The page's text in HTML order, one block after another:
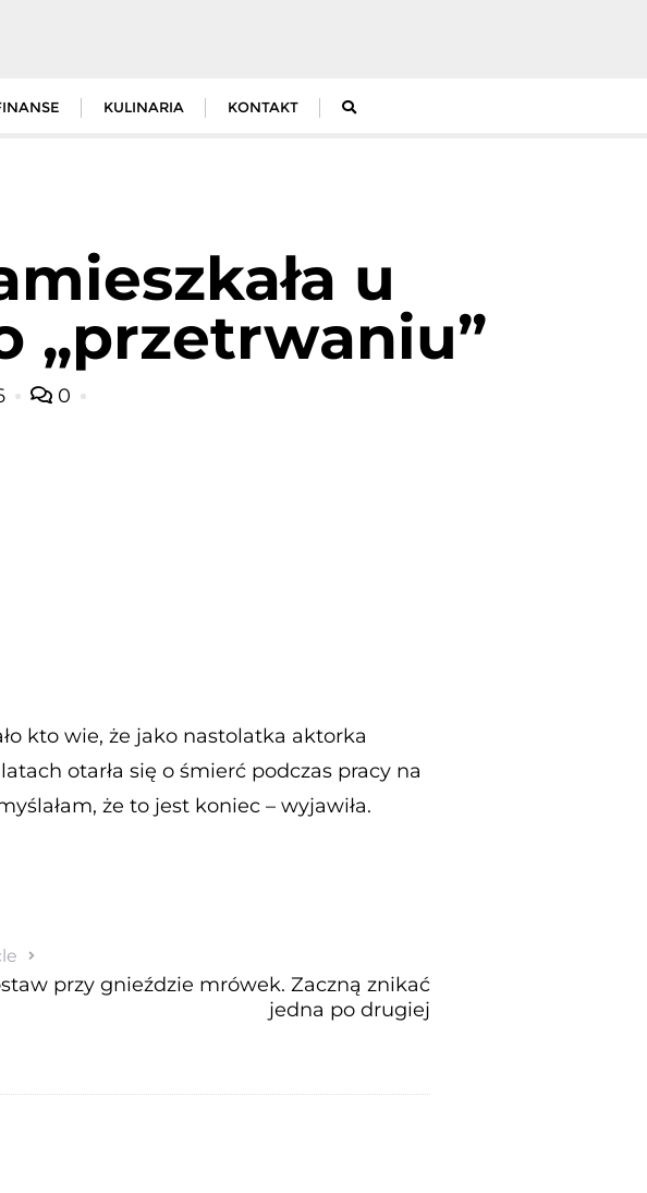
KULINARIA KONTAKT
u
„przetrwaniu”
0
kto wie, że jako nastolatka aktorka
otarła się o śmierć podczas pracy na
że to jest koniec – wyjawiła.
przy gnieździe mrówek. Zaczną znikać
jedna po drugiej